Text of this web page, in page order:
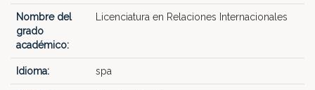
Nombre del
grado
académico:
Licenciatura en Relaciones Internacionales
Idioma: spa